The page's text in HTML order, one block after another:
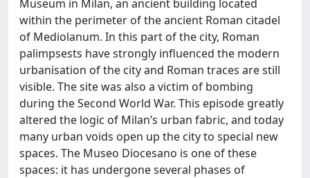
Museum in Milan, an ancient building located
within the perimeter of the ancient Roman citadel
of Mediolanum. In this part of the city, Roman
palimpsests have strongly influenced the modern
urbanisation of the city and Roman traces are still
visible. The site was also a victim of bombing
during the Second World War. This episode greatly
altered the logic of Milan’s urban fabric, and today
many urban voids open up the city to special new
spaces. The Museo Diocesano is one of these
spaces: it has undergone several phases of